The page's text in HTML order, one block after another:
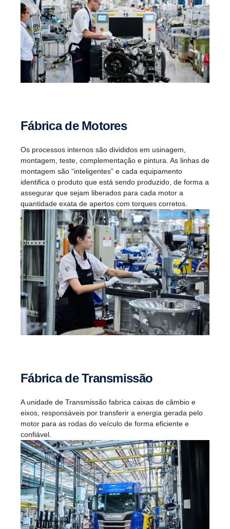
Fábrica de Motores
Os processos internos são divididos em usinagem,
montagem, teste, complementação e pintura. As linhas de
montagem são “inteligentes” e cada equipamento
identifica o produto que está sendo produzido, de forma a
assegurar que sejam liberados para cada motor a
quantidade exata de apertos com torques corretos.
Fábrica de Transmissão
A unidade de Transmissão fabrica caixas de câmbio e
eixos, responsáveis por transferir a energia gerada pelo
motor para as rodas do veículo de forma eficiente e
confiável.